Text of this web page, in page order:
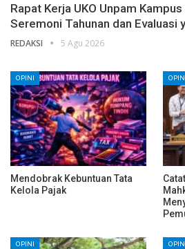
Rapat Kerja UKO Unpam
Seremoni Tahunan dan Evaluasi
REDAKSI 5 Agu 2026
OPINI
Mendobrak Kebuntuan Tata
Kelola Pajak
OPINI OPINI